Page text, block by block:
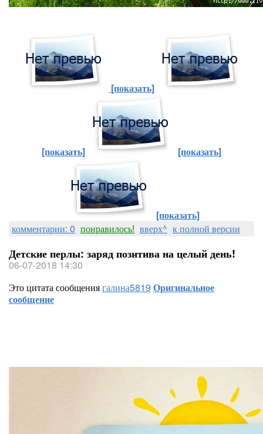
[показать]
[показать] [показать]
[показать]
комментарии: 0 понравилось! вверх^ к полной версии
Детские перлы: заряд позитива на целый день!
06-07-2018 14:30
Это цитата сообщениягалина5819 Оригинальное
сообщение